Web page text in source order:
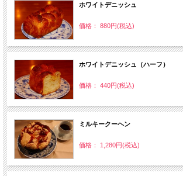
ホワイトデニッシュ
価格： 880円(税込)
ホワイトデニッシュ（ハーフ）
価格： 440円(税込)
ミルキークーヘン
価格： 1,280円(税込)